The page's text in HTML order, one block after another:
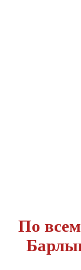
По